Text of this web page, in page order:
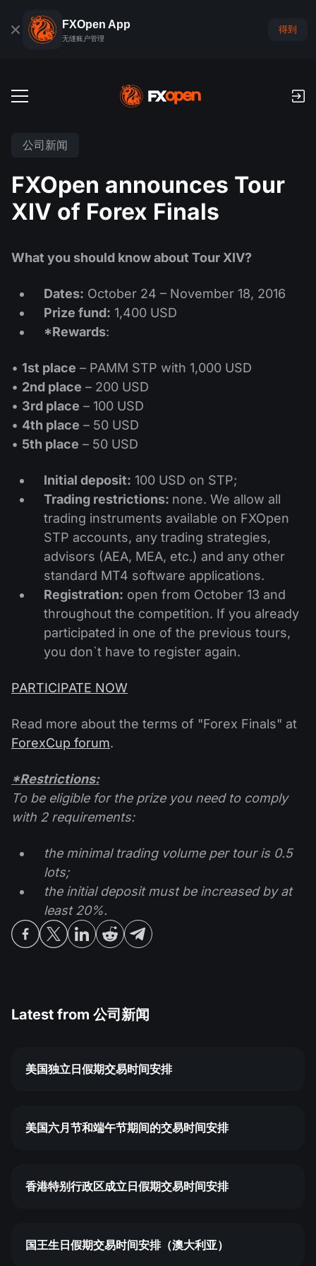
FXOpen App
无缝账户管理
得到
外汇模拟账户
佣金和库存费
付款
最佳 PAMM 账户排名
信号提供者与追随者
推广
外汇
商品
股份
加密货币
交易平台
Android FXOpen App
FIX API
经济日历
新闻和分析
股息日历
帮助中心
什么是CFD交易？
什么是ECN交易？
什么是外汇经纪商？
公司新闻
为什么是我们？
历史
联系我们
公司新闻
FXOpen announces Tour
XIV of Forex Finals
What you should know about Tour XIV?
Dates: October 24 – November 18, 2016
Prize fund: 1,400 USD
*Rewards:
• 1st place – PAMM STP with 1,000 USD
• 2nd place – 200 USD
• 3rd place – 100 USD
• 4th place – 50 USD
• 5th place – 50 USD
Initial deposit: 100 USD on STP;
Trading restrictions: none. We allow all
trading instruments available on FXOpen
STP accounts, any trading strategies,
advisors (AEA, MEA, etc.) and any other
standard MT4 software applications.
Registration: open from October 13 and
throughout the competition. If you already
participated in one of the previous tours,
you don`t have to register again.
PARTICIPATE NOW
Read more about the terms of "Forex Finals" at
ForexCup forum.
*Restrictions:
To be eligible for the prize you need to comply
with 2 requirements:
the minimal trading volume per tour is 0.5
lots;
the initial deposit must be increased by at
least 20%.
Latest from 公司新闻
美国独立日假期交易时间安排
美国六月节和端午节期间的交易时间安排
香港特别行政区成立日假期交易时间安排
国王生日假期交易时间安排（澳大利亚）